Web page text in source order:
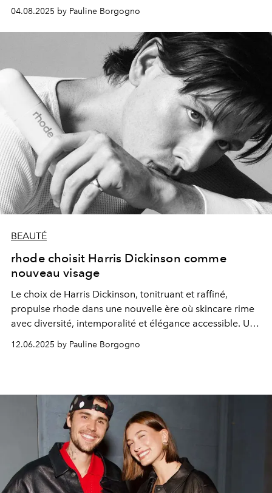
04.08.2025 by Pauline Borgogno
BEAUTÉ
rhode choisit Harris Dickinson comme
nouveau visage
Le choix de Harris Dickinson, tonitruant et raffiné,
propulse rhode dans une nouvelle ère où skincare rime
avec diversité, intemporalité et élégance accessible. Une
mélangeant beauté minimaliste, storytelling soigné et
12.06.2025 by Pauline Borgogno